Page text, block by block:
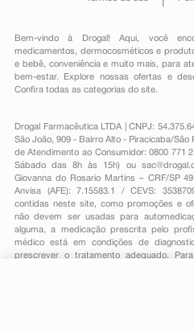
Bem-vindo à Drogal! Aqui, você
medicamentos , dermocosméticos e
e bebê, conveniênciae muito mais, para
bem-estar. Explore nossas ofertas e
Confira todas as categorias do site.
Drogal Farmacêutica LTDA | CNPJ:
São João, 909 - Bairro Alto - Piracicaba/São
de Atendimento ao Consumidor: 0800 771
Sábado das 8h às 15h) ou
Giovanna do Rosario Martins – CRF/SP
Anvisa (AFE): 7.15583.1 / CEVS:
contidas neste site, como promoções e
não devem ser usadas para
alguma, a medicação prescrita pelo
médico está em condições de
prescrever o tratamento adequado.